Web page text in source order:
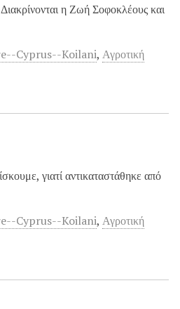
η Ζωή Σοφοκλέους και
Cyprus--Koilani,Αγροτική
γιατί αντικαταστάθηκε από
Cyprus--Koilani,Αγροτική